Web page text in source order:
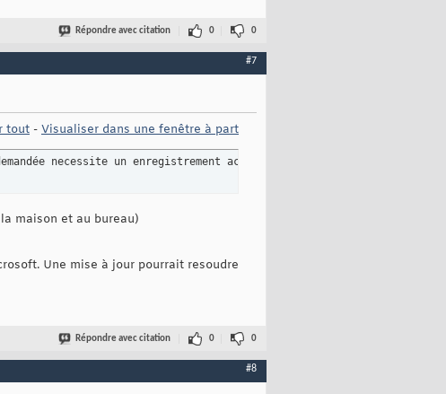
Répondre avec citation 0 0
#7
tout - Visualiser dans une fenêtre à part
necessite un enregistrement actuel.
maison et au bureau)
Une mise à jour pourrait resoudre
Répondre avec citation 0 0
#8